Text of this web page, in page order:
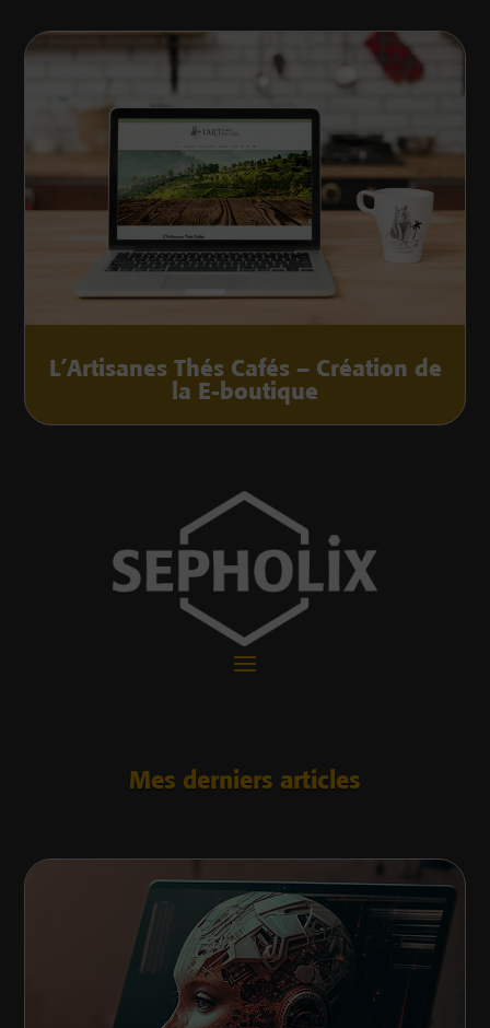
L’Artisanes Thés Cafés – Création de
la E-boutique
Mes derniers articles